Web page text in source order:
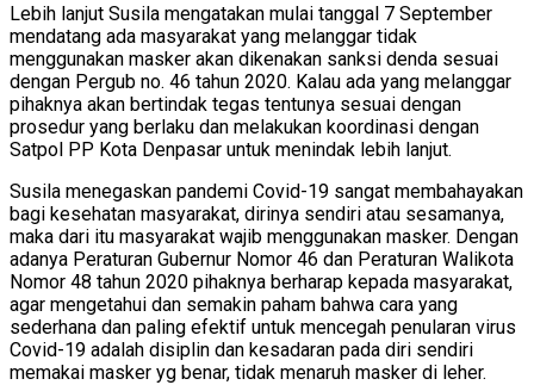
Lebih lanjut Susila mengatakan mulai tanggal 7 September
mendatang ada masyarakat yang melanggar tidak
menggunakan masker akan dikenakan sanksi denda sesuai
dengan Pergub no. 46 tahun 2020. Kalau ada yang melanggar
pihaknya akan bertindak tegas tentunya sesuai dengan
prosedur yang berlaku dan melakukan koordinasi dengan
Satpol PP Kota Denpasar untuk menindak lebih lanjut.
Susila menegaskan pandemi Covid-19 sangat membahayakan
bagi kesehatan masyarakat, dirinya sendiri atau sesamanya,
maka dari itu masyarakat wajib menggunakan masker. Dengan
adanya Peraturan Gubernur Nomor 46 dan Peraturan Walikota
Nomor 48 tahun 2020 pihaknya berharap kepada masyarakat,
agar mengetahui dan semakin paham bahwa cara yang
sederhana dan paling efektif untuk mencegah penularan virus
Covid-19 adalah disiplin dan kesadaran pada diri sendiri
memakai masker yg benar, tidak menaruh masker di leher.